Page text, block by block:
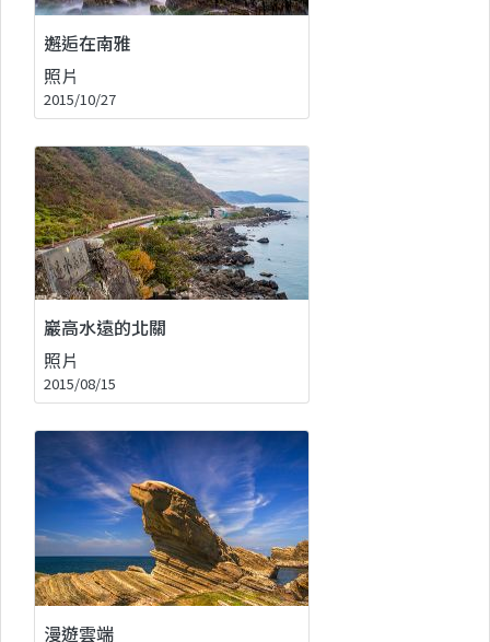
邂逅在南雅
照片
2015/10/27
巖高水遠的北關
照片
2015/08/15
漫遊雲端